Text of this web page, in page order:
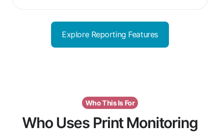
Explore Reporting Features
Who This Is For
Who Uses Print Monitoring